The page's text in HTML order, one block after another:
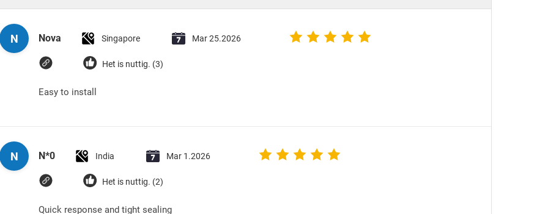
N Nova Singapore Mar 25.2026
Het is nuttig. (3)
Easy to install
N N*0 India Mar 1.2026
Het is nuttig. (2)
Quick response and tight sealing